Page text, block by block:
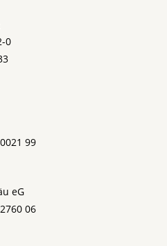
0
99
eG
06